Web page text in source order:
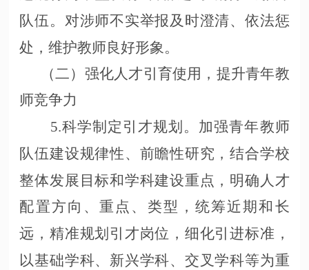
队伍。对涉师不实举报及时澄清、依法惩
处，维护教师良好形象。
（二）强化人才引育使用，提升青年教
师竞争力
5.科学制定引才规划。加强青年教师
队伍建设规律性、前瞻性研究，结合学校
整体发展目标和学科建设重点，明确人才
配置方向、重点、类型，统筹近期和长
远，精准规划引才岗位，细化引进标准，
以基础学科、新兴学科、交叉学科等为重